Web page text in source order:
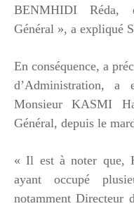
BENMHIDI Réda,
Général », a expliqué
En conséquence, a
d’Administration,
Monsieur KASMI
Général, depuis le
« Il est à noter que,
ayant occupé
notamment Directeur